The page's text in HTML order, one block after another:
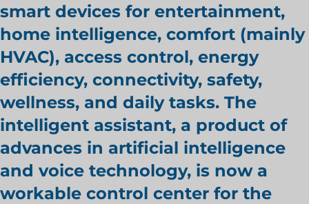
smart devices for entertainment,
home intelligence, comfort (mainly
HVAC), access control, energy
efficiency, connectivity, safety,
wellness, and daily tasks. The
intelligent assistant, a product of
advances in artificial intelligence
and voice technology, is now a
workable control center for the